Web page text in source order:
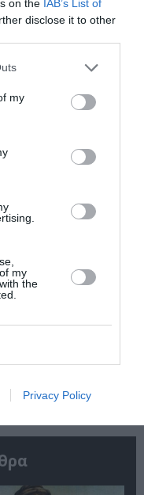
on the IAB’s List of
disclose it to other
my
my
the
Privacy Policy